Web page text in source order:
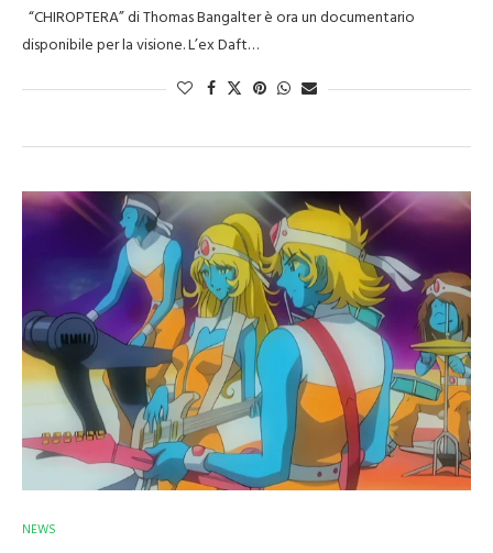
“CHIROPTERA” di Thomas Bangalter è ora un documentario
disponibile per la visione. L’ex Daft…
NEWS